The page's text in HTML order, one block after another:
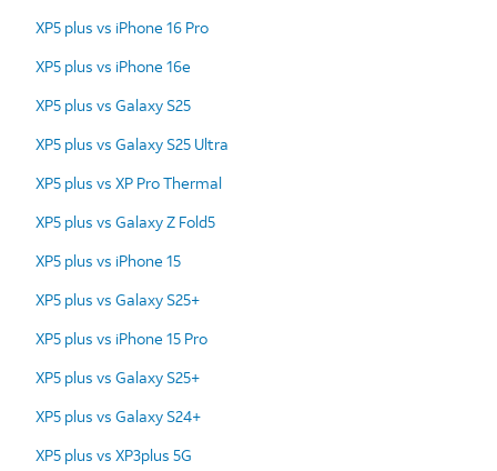
XP5 plus vs iPhone 16 Pro
XP5 plus vs iPhone 16e
XP5 plus vs Galaxy S25
XP5 plus vs Galaxy S25 Ultra
XP5 plus vs XP Pro Thermal
XP5 plus vs Galaxy Z Fold5
XP5 plus vs iPhone 15
XP5 plus vs Galaxy S25+
XP5 plus vs iPhone 15 Pro
XP5 plus vs Galaxy S25+
XP5 plus vs Galaxy S24+
XP5 plus vs XP3plus 5G